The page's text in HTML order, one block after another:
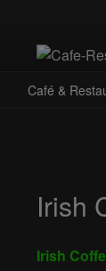
Deutsch-
Café &
Irish
Irish